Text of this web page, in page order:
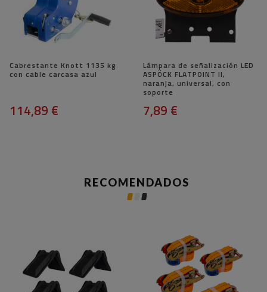
Cabrestante Knott 1135 kg
con cable carcasa azul
114,89 €
Lámpara de señalización LED
ASPÖCK FLATPOINT II, ​​
naranja, universal, con
soporte
7,89 €
RECOMENDADOS